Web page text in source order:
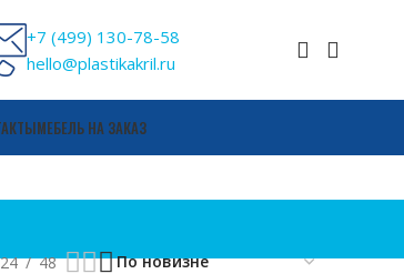
+7 (499) 130-78-58
hello@plastikakril.ru
МЕБЕЛЬ НА ЗАКАЗ
24 48